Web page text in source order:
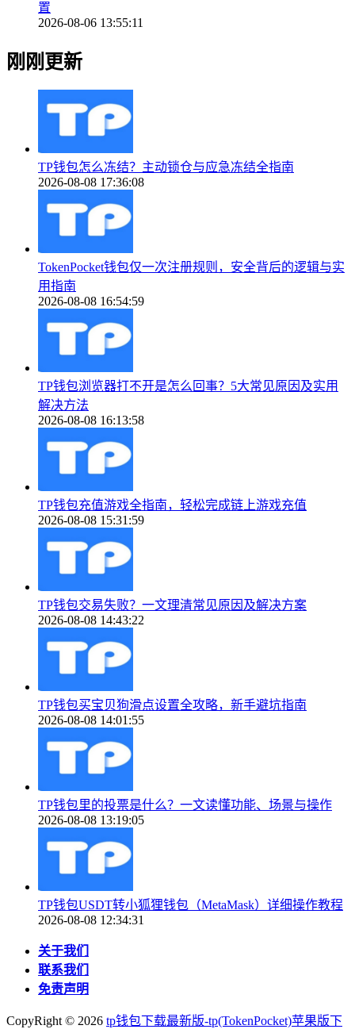
置
2026-08-06 13:55:11
刚刚更新
TP钱包怎么冻结？主动锁仓与应急冻结全指南
2026-08-08 17:36:08
TokenPocket钱包仅一次注册规则，安全背后的逻辑与实
用指南
2026-08-08 16:54:59
TP钱包浏览器打不开是怎么回事？5大常见原因及实用
解决方法
2026-08-08 16:13:58
TP钱包充值游戏全指南，轻松完成链上游戏充值
2026-08-08 15:31:59
TP钱包交易失败？一文理清常见原因及解决方案
2026-08-08 14:43:22
TP钱包买宝贝狗滑点设置全攻略，新手避坑指南
2026-08-08 14:01:55
TP钱包里的投票是什么？一文读懂功能、场景与操作
2026-08-08 13:19:05
TP钱包USDT转小狐狸钱包（MetaMask）详细操作教程
2026-08-08 12:34:31
关于我们
联系我们
免责声明
CopyRight © 2026 tp钱包下载最新版-tp(TokenPocket)苹果版下